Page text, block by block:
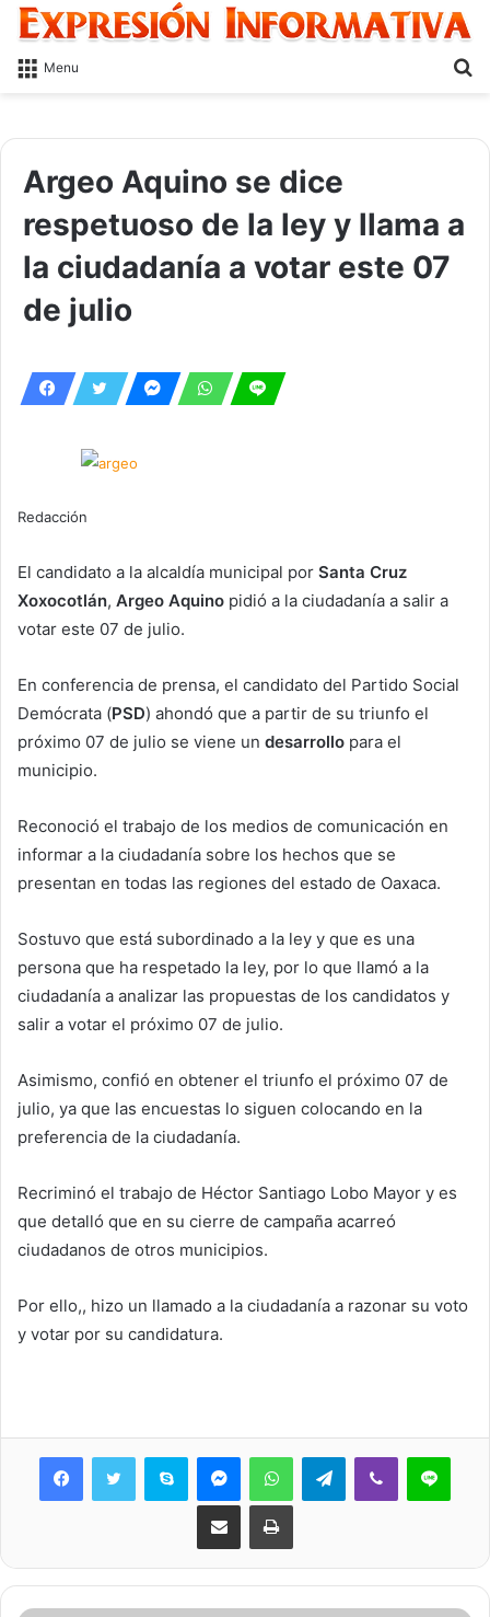
Menu
Argeo Aquino se dice
respetuoso de la ley y llama a
la ciudadanía a votar este 07
de julio
Redacción
El candidato a la alcaldía municipal por Santa Cruz
Xoxocotlán, Argeo Aquino pidió a la ciudadanía a salir a
votar este 07 de julio.
En conferencia de prensa, el candidato del Partido Social
Demócrata (PSD) ahondó que a partir de su triunfo el
próximo 07 de julio se viene un desarrollo para el
municipio.
Reconoció el trabajo de los medios de comunicación en
informar a la ciudadanía sobre los hechos que se
presentan en todas las regiones del estado de Oaxaca.
Sostuvo que está subordinado a la ley y que es una
persona que ha respetado la ley, por lo que llamó a la
ciudadanía a analizar las propuestas de los candidatos y
salir a votar el próximo 07 de julio.
Asimismo, confió en obtener el triunfo el próximo 07 de
julio, ya que las encuestas lo siguen colocando en la
preferencia de la ciudadanía.
Recriminó el trabajo de Héctor Santiago Lobo Mayor y es
que detalló que en su cierre de campaña acarreó
ciudadanos de otros municipios.
Por ello,, hizo un llamado a la ciudadanía a razonar su voto
y votar por su candidatura.
Skype MessengerWhatsAppTelegramViber Line
Share via Email Print